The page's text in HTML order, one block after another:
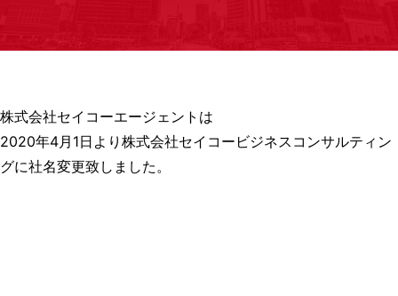
株式会社セイコーエージェントは
2020年4月1日より株式会社セイコービジネスコンサルティン
グに社名変更致しました。